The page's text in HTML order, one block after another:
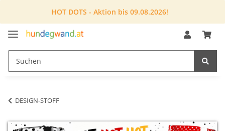
HOT DOTS - Aktion bis 09.08.2026!
DESIGN-STOFF